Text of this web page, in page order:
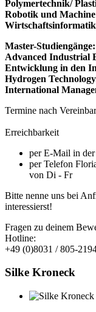
Polymertechnik/
Robotik und
Wirtschaftsinformatik
Master-Studiengänge:
Advanced Industrial
Entwicklung in den
Hydrogen
International
Termine nach
Erreichbarkeit
per E-Mail in
per Telefon
von Di - Fr
Bitte nenne uns bei
interessierst!
Fragen zu deinem
Hotline:
+49 (0)8031 / 805-
Silke Kroneck